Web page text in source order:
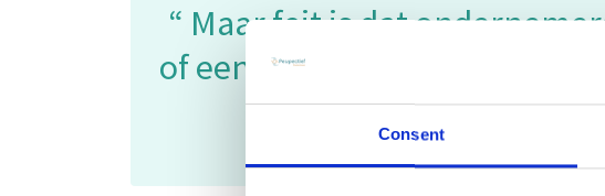
Consent
Maar feit is dat
of een openlijk conflict
de balans tussen